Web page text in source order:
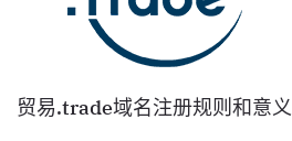
贸易.trade域名注册规则和意义